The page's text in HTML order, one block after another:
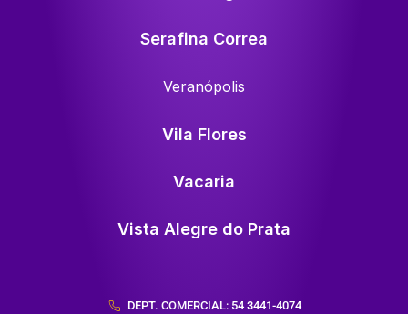
Serafina Correa
Veranópolis
Vila Flores
Vacaria
Vista Alegre do Prata
DEPT. COMERCIAL: 54 3441-4074